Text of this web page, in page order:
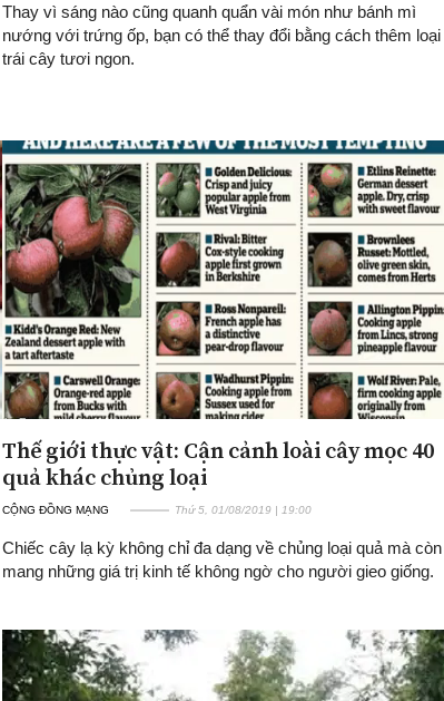
Thay vì sáng nào cũng quanh quẩn vài món như bánh mì
nướng với trứng ốp, bạn có thể thay đổi bằng cách thêm loại
trái cây tươi ngon.
Thế giới thực vật: Cận cảnh loài cây mọc 40
quả khác chủng loại
CỘNG ĐỒNG MẠNG Thứ 5, 01/08/2019 | 19:00
Chiếc cây lạ kỳ không chỉ đa dạng về chủng loại quả mà còn
mang những giá trị kinh tế không ngờ cho người gieo giống.